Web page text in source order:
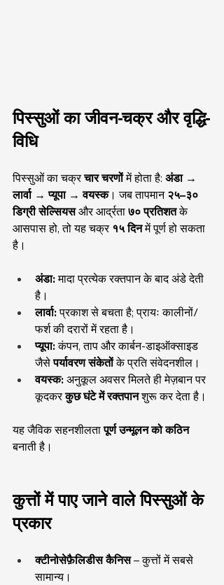
पिस्सुओं का जीवन-चक्र और वृद्धि-
विधि
पिस्सुओं का चक्र चार चरणों में होता है: अंडा →
लार्वा → प्यूपा → वयस्क। जब तापमान २५–३०
डिग्री सेल्सियस और आर्द्रता ७० प्रतिशत के
आसपास हो, तो यह चक्र १५ दिन में पूर्ण हो सकता
है।
अंडा: मादा प्रत्येक रक्तपान के बाद अंडे देती
है।
लार्वा: प्रकाश से बचता है; प्रायः कालीनों/
फर्श की दरारों में रहता है।
प्यूपा: कंपन, ताप और कार्बन-डाइऑक्साइड
जैसे पर्यावरण संकेतों के प्रति संवेदनशील।
वयस्क: अनुकूल अवसर मिलते ही मेज़बान पर
कूदकर कुछ घंटे में रक्तपान शुरू कर देता है।
यह जैविक सहनशीलता पूर्ण उन्मूलन को कठिन
बनाती है।
कुत्तों में पाए जाने वाले पिस्सुओं के
प्रकार
क्टीनोसेफ़ैलिडीस कैनिस – कुत्तों में सबसे
सामान्य।